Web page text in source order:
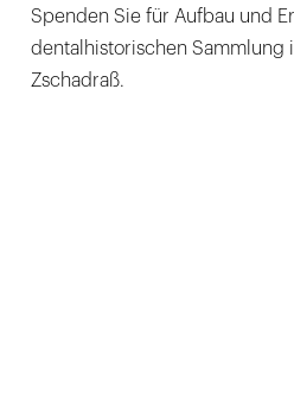
Spenden Sie für Aufbau und
dentalhistorischen Sammlung
Zschadraß.